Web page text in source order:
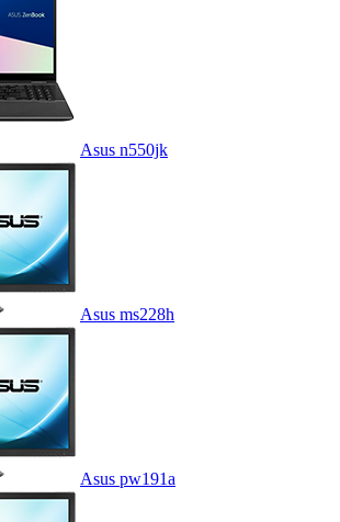
Asus n550jk
Asus ms228h
Asus pw191a